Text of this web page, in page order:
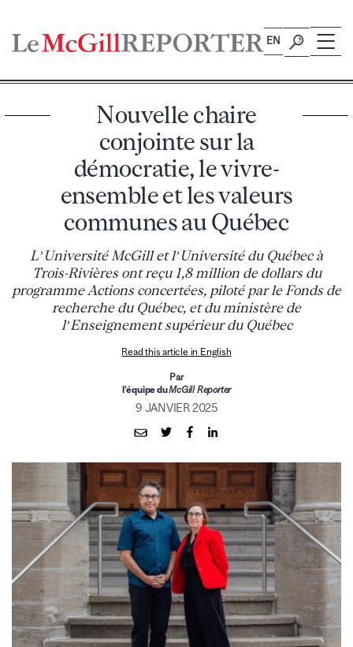
content
EN
Nouvelle chaire
conjointe sur la
démocratie, le vivre-
ensemble et les valeurs
communes au Québec
L’Université McGill et l’Université du Québec à
Trois-Rivières ont reçu 1,8 million de dollars du
programme Actions concertées, piloté par le Fonds de
recherche du Québec, et du ministère de
l’Enseignement supérieur du Québec
Read this article in English
Par
l’équipe duMcGill Reporter
9 JANVIER 2025